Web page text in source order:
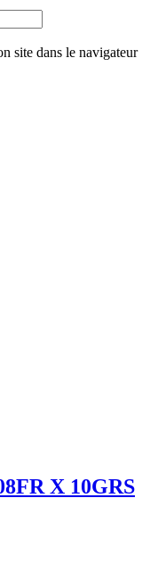
site dans le navigateur
X 10GRS